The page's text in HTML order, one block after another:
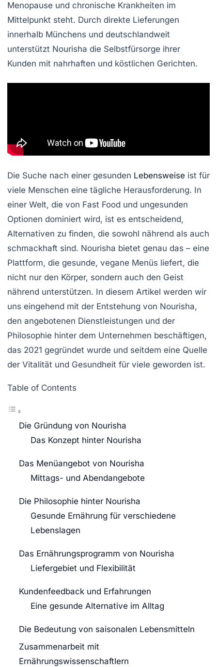
Menopause und chronische Krankheiten im
Mittelpunkt steht. Durch direkte Lieferungen
innerhalb Münchens und deutschlandweit
unterstützt Nourisha die Selbstfürsorge ihrer
Kunden mit nahrhaften und köstlichen Gerichten.
Die Suche nach einer gesunden Lebensweise ist für
viele Menschen eine tägliche Herausforderung. In
einer Welt, die von Fast Food und ungesunden
Optionen dominiert wird, ist es entscheidend,
Alternativen zu finden, die sowohl nährend als auch
schmackhaft sind. Nourisha bietet genau das – eine
Plattform, die gesunde, vegane Menüs liefert, die
nicht nur den Körper, sondern auch den Geist
nährend unterstützen. In diesem Artikel werden wir
uns eingehend mit der Entstehung von Nourisha,
den angebotenen Dienstleistungen und der
Philosophie hinter dem Unternehmen beschäftigen,
das 2021 gegründet wurde und seitdem eine Quelle
der Vitalität und Gesundheit für viele geworden ist.
Table of Contents
Die Gründung von Nourisha
Das Konzept hinter Nourisha
Das Menüangebot von Nourisha
Mittags- und Abendangebote
Die Philosophie hinter Nourisha
Gesunde Ernährung für verschiedene
Lebenslagen
Das Ernährungsprogramm von Nourisha
Liefergebiet und Flexibilität
Kundenfeedback und Erfahrungen
Eine gesunde Alternative im Alltag
Die Bedeutung von saisonalen Lebensmitteln
Zusammenarbeit mit
Ernährungswissenschaftlern